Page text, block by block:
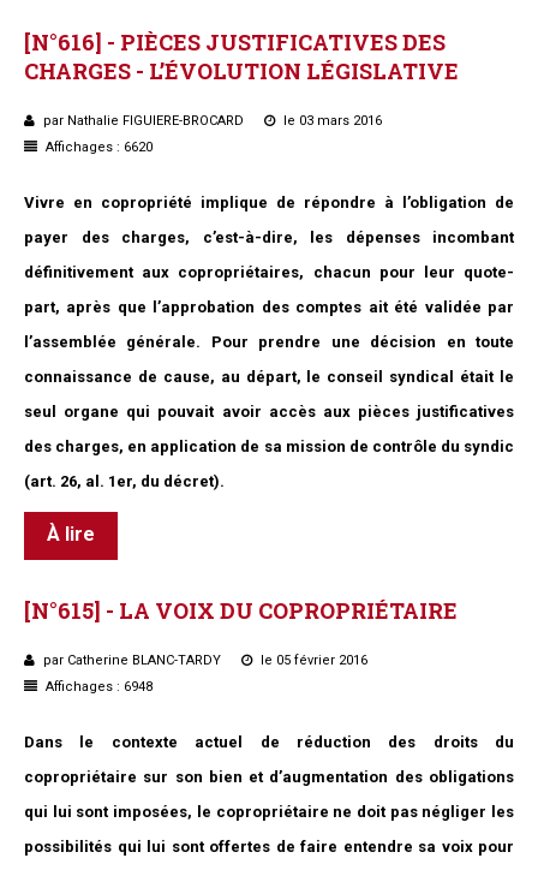
[N°616] - PIÈCES JUSTIFICATIVESDES
CHARGES - L’ÉVOLUTION LÉGISLATIVE
par Nathalie FIGUIERE-BROCARD
le 03 mars 2016
Affichages : 6620
Vivre en copropriété implique de répondre à l’obligation de
payer des charges, c’est-à-dire, les dépenses incombant
définitivement aux copropriétaires, chacun pour leur quote-
part, après que l’approbation des comptes ait été validée par
l’assemblée générale. Pour prendre une décision en toute
connaissance de cause, au départ, le conseil syndical était le
seul organe qui pouvait avoir accès aux pièces justificatives
des charges, en application de sa mission de contrôle du syndic
(art. 26, al. 1er, du décret).
À lire
[N°615] - LA VOIX DU COPROPRIÉTAIRE
par Catherine BLANC-TARDY
le 05 février 2016
Affichages : 6948
Dans le contexte actuel de réduction des droits du
copropriétaire sur son bien et d’augmentation des obligations
qui lui sont imposées, le copropriétaire ne doit pas négliger les
possibilités qui lui sont offertes de faire entendre sa voix pour